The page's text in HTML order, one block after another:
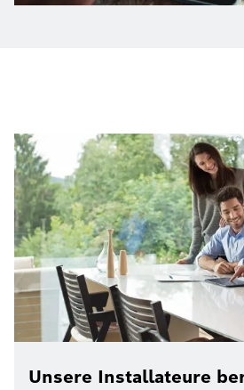
Unsere Installateure